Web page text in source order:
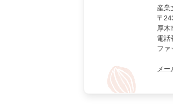
産業
〒
厚木
電話
ファ
メー